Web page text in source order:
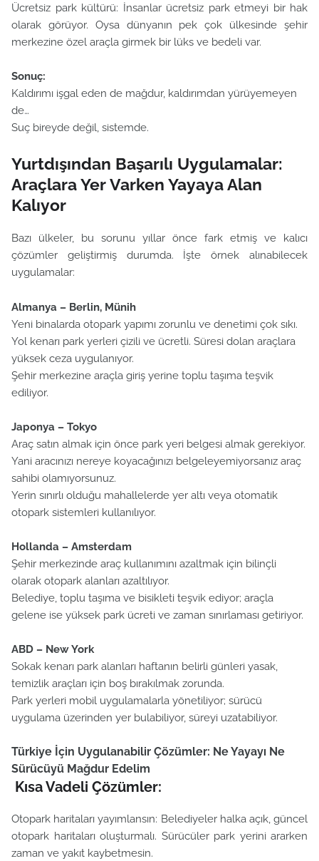
Ücretsiz park kültürü: İnsanlar ücretsiz park etmeyi bir hak
olarak görüyor. Oysa dünyanın pek çok ülkesinde şehir
merkezine özel araçla girmek bir lüks ve bedeli var.
Sonuç:
Kaldırımı işgal eden de mağdur, kaldırımdan yürüyemeyen
de…
Suç bireyde değil, sistemde.
Yurtdışından Başarılı Uygulamalar:
Araçlara Yer Varken Yayaya Alan
Kalıyor
Bazı ülkeler, bu sorunu yıllar önce fark etmiş ve kalıcı
çözümler geliştirmiş durumda. İşte örnek alınabilecek
uygulamalar:
Almanya – Berlin, Münih
Yeni binalarda otopark yapımı zorunlu ve denetimi çok sıkı.
Yol kenarı park yerleri çizili ve ücretli. Süresi dolan araçlara
yüksek ceza uygulanıyor.
Şehir merkezine araçla giriş yerine toplu taşıma teşvik
ediliyor.
Japonya – Tokyo
Araç satın almak için önce park yeri belgesi almak gerekiyor.
Yani aracınızı nereye koyacağınızı belgeleyemiyorsanız araç
sahibi olamıyorsunuz.
Yerin sınırlı olduğu mahallelerde yer altı veya otomatik
otopark sistemleri kullanılıyor.
Hollanda – Amsterdam
Şehir merkezinde araç kullanımını azaltmak için bilinçli
olarak otopark alanları azaltılıyor.
Belediye, toplu taşıma ve bisikleti teşvik ediyor; araçla
gelene ise yüksek park ücreti ve zaman sınırlaması getiriyor.
ABD – New York
Sokak kenarı park alanları haftanın belirli günleri yasak,
temizlik araçları için boş bırakılmak zorunda.
Park yerleri mobil uygulamalarla yönetiliyor; sürücü
uygulama üzerinden yer bulabiliyor, süreyi uzatabiliyor.
Türkiye İçin Uygulanabilir Çözümler: Ne Yayayı Ne
Sürücüyü Mağdur Edelim
Kısa Vadeli Çözümler:
Otopark haritaları yayımlansın: Belediyeler halka açık, güncel
otopark haritaları oluşturmalı. Sürücüler park yerini ararken
zaman ve yakıt kaybetmesin.